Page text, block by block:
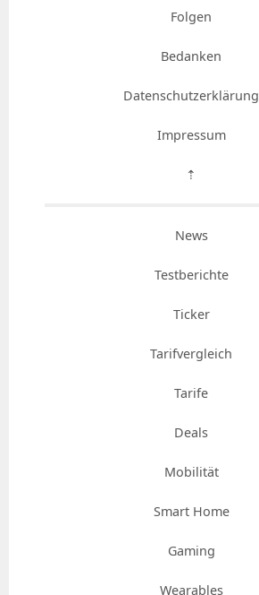
Folgen
Bedanken
Datenschutzerklärung
Impressum
⇡
News
Testberichte
Ticker
Tarifvergleich
Tarife
Deals
Mobilität
Smart Home
Gaming
Wearables